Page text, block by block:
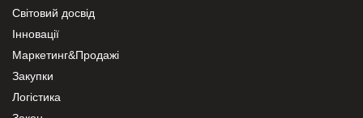
Світовий досвід
Інновації
Маркетинг&Продажі
Закупки
Логістика